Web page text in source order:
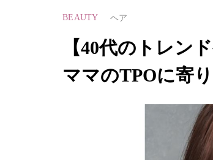
BEAUTY ヘア
【40代のトレン
ママのTPOに寄